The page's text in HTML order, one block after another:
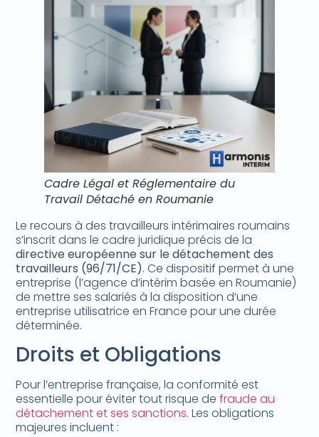
Cadre Légal et Réglementaire du
Travail Détaché en Roumanie
Le recours à des travailleurs intérimaires roumains
s’inscrit dans le cadre juridique précis de la
directive européenne sur le détachement des
travailleurs (96/71/CE). Ce dispositif permet à une
entreprise (l’agence d’intérim basée en Roumanie)
de mettre ses salariés à la disposition d’une
entreprise utilisatrice en France pour une durée
déterminée.
Droits et Obligations
Pour l’entreprise française, la conformité est
essentielle pour éviter tout risque defraude au
détachement et ses sanctions. Les obligations
majeures incluent :